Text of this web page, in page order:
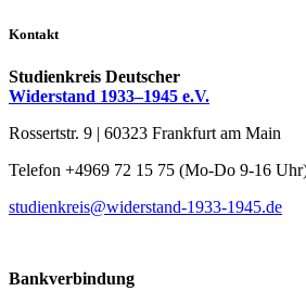
Kontakt
Studienkreis Deutscher
Widerstand 1933–1945 e.V.
Rossertstr. 9 | 60323 Frankfurt am Main
Telefon +4969 72 15 75 (Mo-Do 9-16
studienkreis@widerstand-1933-1945.de
Bankverbindung